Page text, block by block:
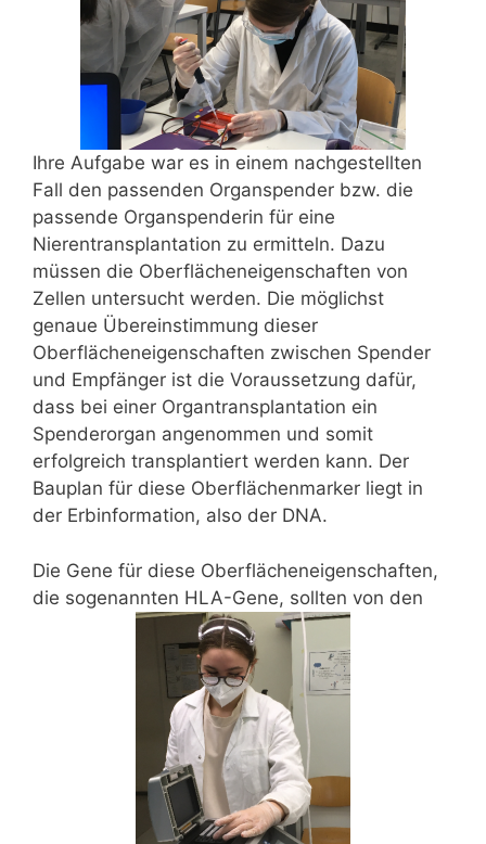
Ihre Aufgabe war es in einem nachgestellten
Fall den passenden Organspender bzw. die
passende Organspenderin für eine
Nierentransplantation zu ermitteln. Dazu
müssen die Oberflächeneigenschaften von
Zellen untersucht werden. Die möglichst
genaue Übereinstimmung dieser
Oberflächeneigenschaften zwischen Spender
und Empfänger ist die Voraussetzung dafür,
dass bei einer Organtransplantation ein
Spenderorgan angenommen und somit
erfolgreich transplantiert werden kann. Der
Bauplan für diese Oberflächenmarker liegt in
der Erbinformation, also der DNA.
Die Gene für diese Oberflächeneigenschaften,
die sogenannten HLA-Gene, sollten von den